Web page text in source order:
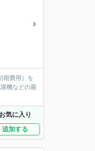
お気に入り
追加する